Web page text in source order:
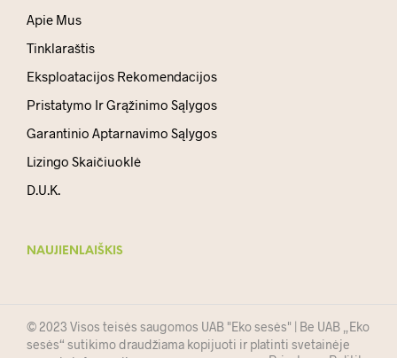
Apie Mus
Tinklaraštis
Eksploatacijos Rekomendacijos
Pristatymo Ir Grąžinimo Sąlygos
Garantinio Aptarnavimo Sąlygos
Lizingo Skaičiuoklė
D.U.K.
NAUJIENLAIŠKIS
© 2023 Visos teisės saugomos UAB "Eko sesės" | Be UAB „Eko
sesės“ sutikimo draudžiama kopijuoti ir platinti svetainėje